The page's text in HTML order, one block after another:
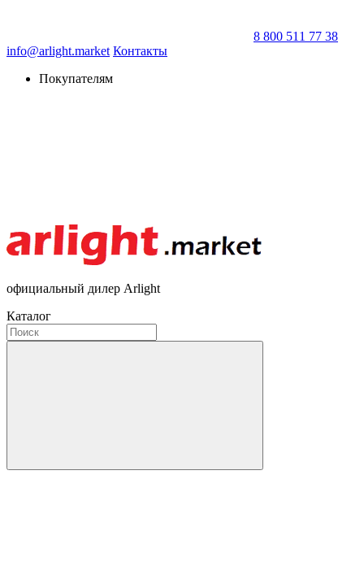
8 800 511 77 38
info@arlight.market Контакты
Покупателям
официальный дилер Arlight
Каталог